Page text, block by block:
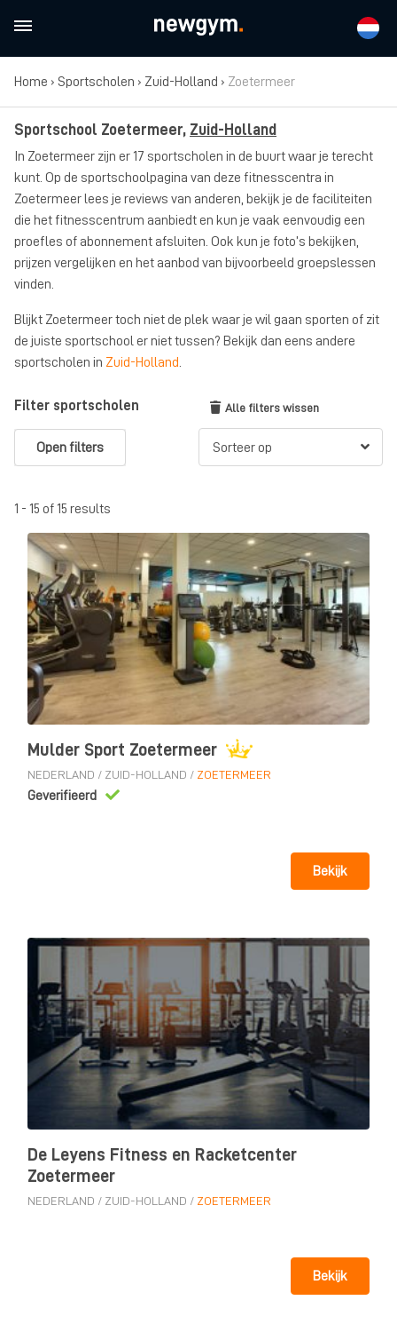
Home › Sportscholen › Zuid-Holland › Zoetermeer
Sportschool Zoetermeer, Zuid-Holland
In Zoetermeer zijn er 17 sportscholen in de buurt waar je terecht
kunt. Op de sportschoolpagina van deze fitnesscentra in
Zoetermeer lees je reviews van anderen, bekijk je de faciliteiten
die het fitnesscentrum aanbiedt en kun je vaak eenvoudig een
proefles of abonnement afsluiten. Ook kun je foto’s bekijken,
prijzen vergelijken en het aanbod van bijvoorbeeld groepslessen
vinden.
Blijkt Zoetermeer toch niet de plek waar je wil gaan sporten of zit
de juiste sportschool er niet tussen? Bekijk dan eens andere
sportscholen in Zuid-Holland
Filter sportscholen
Open filters
Alle filters wissen
1 - 15 of 15 results
Mulder Sport Zoetermeer
NEDERLAND / ZUID-HOLLAND / ZOETERMEER
Bekijk
Geverifieerd
De Leyens Fitness en Racketcenter
Zoetermeer
NEDERLAND / ZUID-HOLLAND / ZOETERMEER
Bekijk